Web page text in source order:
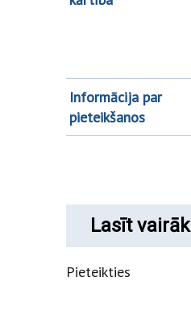
Informācija par
pieteikšanos
Lasīt vairāk
Pieteikties